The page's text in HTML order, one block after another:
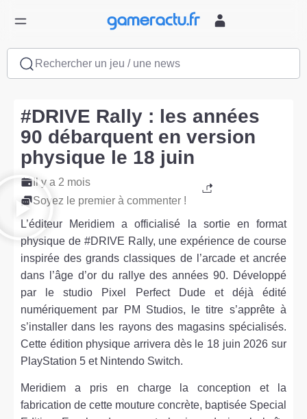
Rechercher un jeu / une news
#DRIVE Rally : les années
90 débarquent en version
physique le 18 juin
Il y a 2 mois
Soyez le premier à commenter !
L’éditeur Meridiem a officialisé la sortie en format
physique de #DRIVE Rally, une expérience de course
inspirée des grands classiques de l’arcade et ancrée
dans l’âge d’or du rallye des années 90. Développé
par le studio Pixel Perfect Dude et déjà édité
numériquement par PM Studios, le titre s’apprête à
s’installer dans les rayons des magasins spécialisés.
Cette édition physique arrivera dès le 18 juin 2026 sur
PlayStation 5 et Nintendo Switch.
Meridiem a pris en charge la conception et la
fabrication de cette mouture concrète, baptisée Special